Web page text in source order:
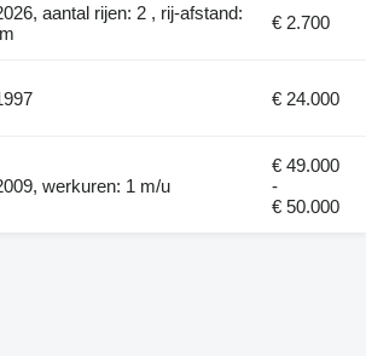
aantal rijen: 2 , rij-afstand:
€ 2.700
€ 24.000
werkuren: 1 m/u
€ 49.000
-
€ 50.000